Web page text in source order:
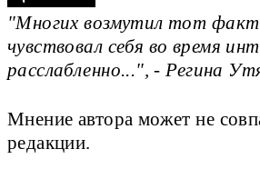
"Многих возмутил тот
чувствовал себя во время
расслабленно...", - Регина
Мнение автора может не
редакции.